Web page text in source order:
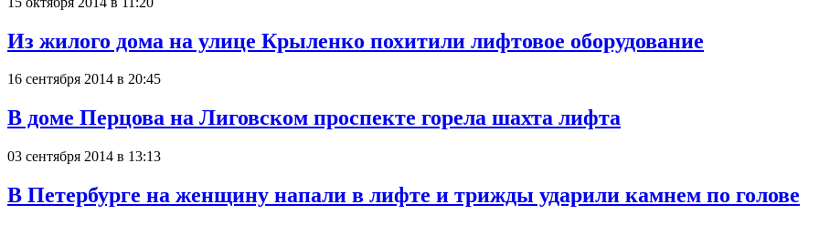
Из жилого дома на улице Крыленко похитили лифтовое оборудование
16 сентября 2014 в 20:45
В доме Перцова на Лиговском проспекте горела шахта лифта
03 сентября 2014 в 13:13
В Петербурге на женщину напали в лифте и трижды ударили камнем по голове